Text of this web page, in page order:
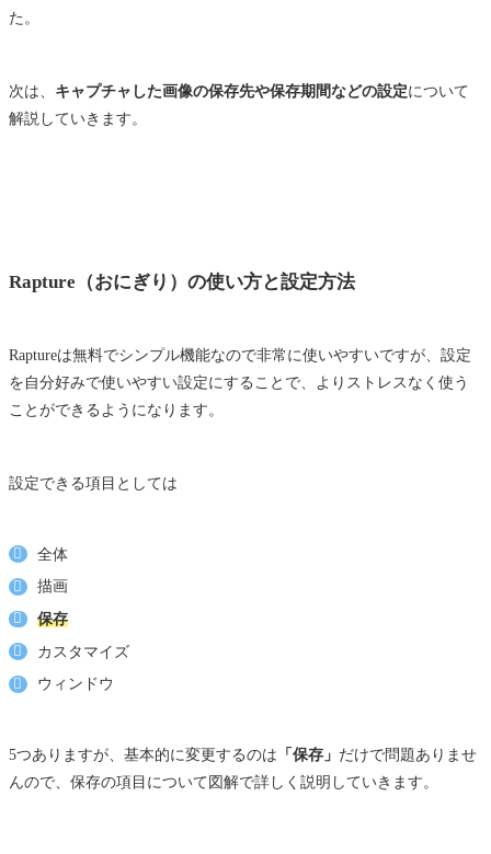
た。
次は、 キャプチャした画像の保存先や保存期間などの設定について
解説していきます。
Rapture（おにぎり）の使い方と設定方法
Raptureは無料でシンプル機能なので非常に使いやすいですが、設定
を自分好みで使いやすい設定にすることで、よりストレスなく使う
ことができるようになります。
設定できる項目としては
全体
描画
保存
カスタマイズ
ウィンドウ
5つありますが、基本的に変更するのは 「保存」 だけで問題ありませ
んので、保存の項目について図解で詳しく説明していきます。